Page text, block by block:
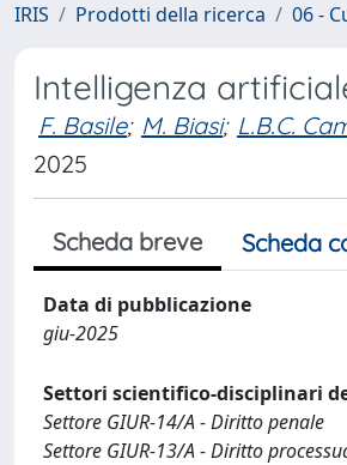
IRIS Prodotti della ricerca 06 -
Intelligenza
F. Basile; M. Biasi; L.B.C.
2025
Scheda breve Scheda
Data di pubblicazione
giu-2025
Settori scientifico-disciplinari
Settore GIUR-14/A - Diritto penale
Settore GIUR-13/A - Diritto